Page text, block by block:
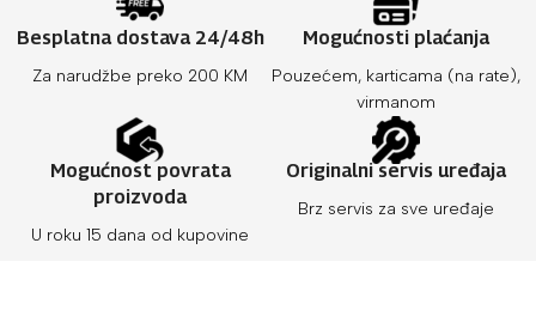
Besplatna dostava 24/48h
Za narudžbe preko 200 KM
Mogućnosti plaćanja
Pouzećem, karticama (na rate),
virmanom
Mogućnost povrata
proizvoda
U roku 15 dana od kupovine
Originalni servis uređaja
Brz servis za sve uređaje